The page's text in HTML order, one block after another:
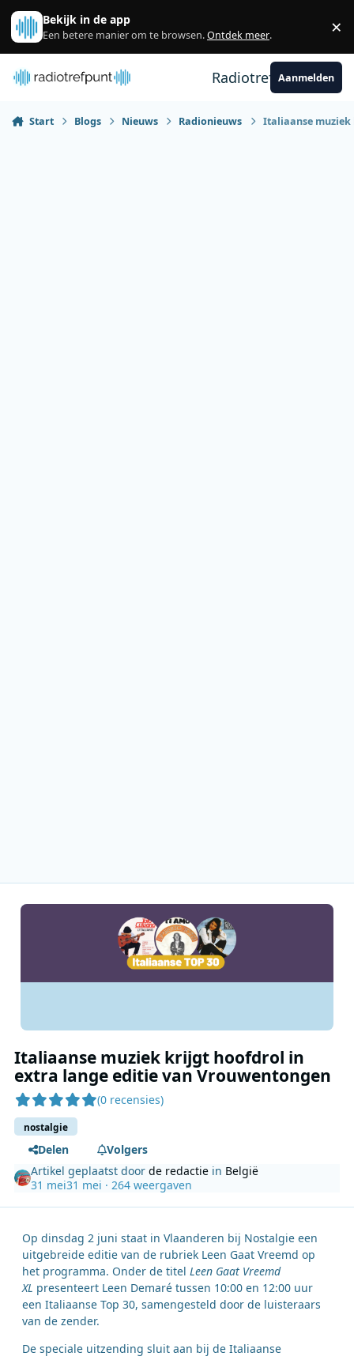
Spring naar bijdragen
Bekijk in de app
Een betere manier om te browsen.Ontdek meer. ×
RadiotrefpuntAanmelden
Start Blogs Nieuws Radionieuws Italiaanse
Italiaanse muziek krijgt hoofdrol in
extra lange editie van Vrouwentongen
(0 recensies)
nostalgie
Delen
Volgers
Artikel geplaatst doorde redactie in België
31 mei31 mei · 264 weergaven
Op dinsdag 2 juni staat in Vlaanderen bij Nostalgie een
uitgebreide editie van de rubriek Leen Gaat Vreemd op
het programma. Onder de titel Leen Gaat Vreemd
XL presenteert Leen Demaré tussen 10:00 en 12:00 uur
een Italiaanse Top 30, samengesteld door de luisteraars
van de zender.
De speciale uitzending sluit aan bij de Italiaanse